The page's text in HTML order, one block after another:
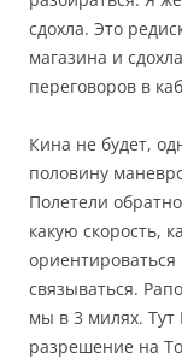
сдохла. Это
магазина и
переговоров в
Кина не будет,
половину
Полетели
какую скорость,
связываться.
мы в 3 милях.
разрешение на